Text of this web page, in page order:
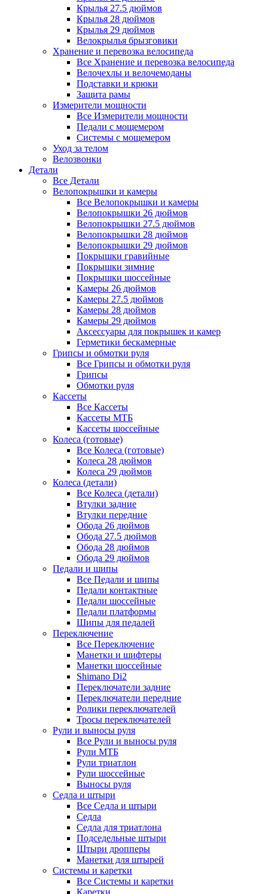
Крылья 27.5 дюймов
Крылья 28 дюймов
Крылья 29 дюймов
Велокрылья брызговики
Хранение и перевозка велосипеда
Все Хранение и перевозка велосипеда
Велочехлы и велочемоданы
Подставки и крюки
Защита рамы
Измерители мощности
Все Измерители мощности
Педали с мощемером
Системы с мощемером
Уход за телом
Велозвонки
Детали
Все Детали
Велопокрышки и камеры
Все Велопокрышки и камеры
Велопокрышки 26 дюймов
Велопокрышки 27.5 дюймов
Велопокрышки 28 дюймов
Велопокрышки 29 дюймов
Покрышки гравийные
Покрышки зимние
Покрышки шоссейные
Камеры 26 дюймов
Камеры 27.5 дюймов
Камеры 28 дюймов
Камеры 29 дюймов
Аксессуары для покрышек и камер
Герметики бескамерные
Грипсы и обмотки руля
Все Грипсы и обмотки руля
Грипсы
Обмотки руля
Кассеты
Все Кассеты
Кассеты МТБ
Кассеты шоссейные
Колеса (готовые)
Все Колеса (готовые)
Колеса 28 дюймов
Колеса 29 дюймов
Колеса (детали)
Все Колеса (детали)
Втулки задние
Втулки передние
Обода 26 дюймов
Обода 27.5 дюймов
Обода 28 дюймов
Обода 29 дюймов
Педали и шипы
Все Педали и шипы
Педали контактные
Педали шоссейные
Педали платформы
Шипы для педалей
Переключение
Все Переключение
Манетки и шифтеры
Манетки шоссейные
Shimano Di2
Переключатели задние
Переключатели передние
Ролики переключателей
Тросы переключателей
Рули и выносы руля
Все Рули и выносы руля
Рули МТБ
Рули триатлон
Рули шоссейные
Выносы руля
Седла и штыри
Все Седла и штыри
Седла
Седла для триатлона
Подседельные штыри
Штыри дропперы
Манетки для штырей
Системы и каретки
Все Системы и каретки
Каретки